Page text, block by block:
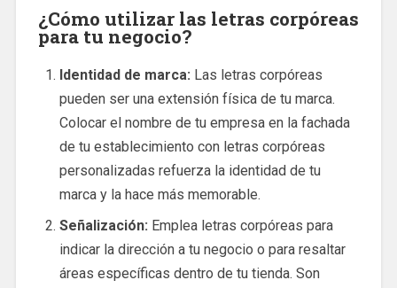
¿Cómo utilizar las letras corpóreas
para tu negocio?
Identidad de marca: Las letras corpóreas
pueden ser una extensión física de tu marca.
Colocar el nombre de tu empresa en la fachada
de tu establecimiento con letras corpóreas
personalizadas refuerza la identidad de tu
marca y la hace más memorable.
Señalización: Emplea letras corpóreas para
indicar la dirección a tu negocio o para resaltar
áreas específicas dentro de tu tienda. Son